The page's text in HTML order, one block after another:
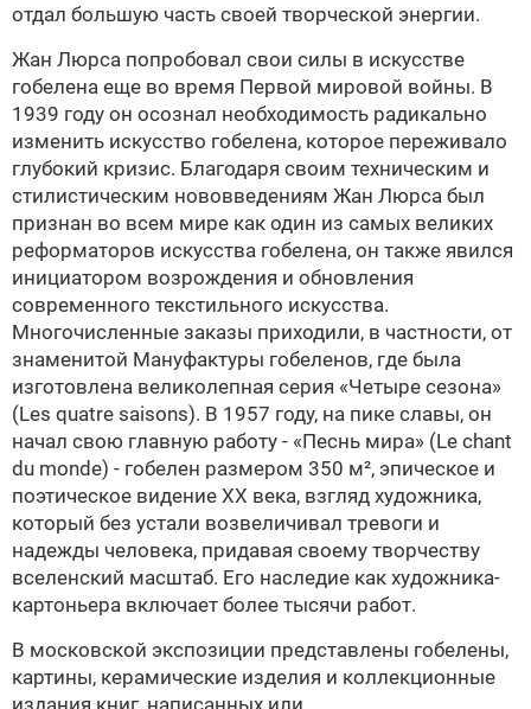
отдал большую часть своей творческой энергии.
Жан Люрса попробовал свои силы в искусстве
гобелена еще во время Первой мировой войны. В
1939 году он осознал необходимость радикально
изменить искусство гобелена, которое переживало
глубокий кризис. Благодаря своим техническим и
стилистическим нововведениям Жан Люрса был
признан во всем мире как один из самых великих
реформаторов искусства гобелена, он также явился
инициатором возрождения и обновления
современного текстильного искусства.
Многочисленные заказы приходили, в частности, от
знаменитой Мануфактуры гобеленов, где была
изготовлена великолепная серия «Четыре сезона»
(Les quatre saisons). В 1957 году, на пике славы, он
начал свою главную работу - «Песнь мира» (Le chant
du monde) - гобелен размером 350 м², эпическое и
поэтическое видение ХХ века, взгляд художника,
который без устали возвеличивал тревоги и
надежды человека, придавая своему творчеству
вселенский масштаб. Его наследие как художника-
картоньера включает более тысячи работ.
В московской экспозиции представлены гобелены,
картины, керамические изделия и коллекционные
издания книг, написанных или